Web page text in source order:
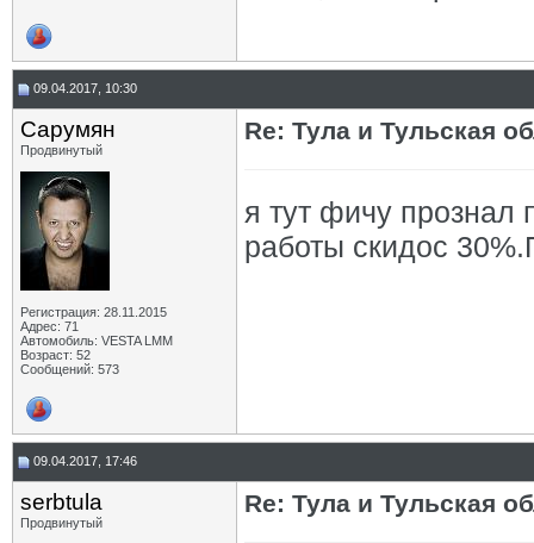
09.04.2017, 10:30
Сарумян
Продвинутый
Регистрация: 28.11.2015
Адрес: 71
Автомобиль: VESTA LMM
Возраст: 52
Сообщений: 573
Re: Тула и Тульская
я тут фичу прознал
работы скидос
09.04.2017, 17:46
serbtula
Продвинутый
Re: Тула и Тульская